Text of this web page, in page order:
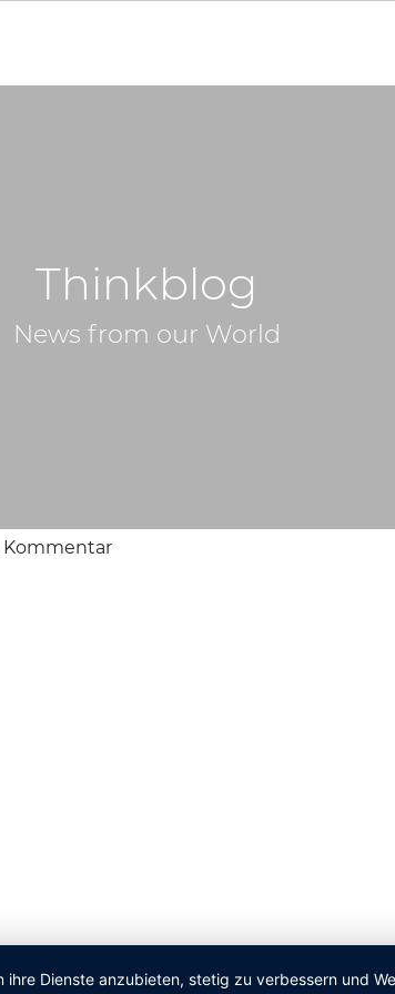
Thinkblog
News from our World
Kommentar
Dienste anzubieten, stetig zu verbessern und